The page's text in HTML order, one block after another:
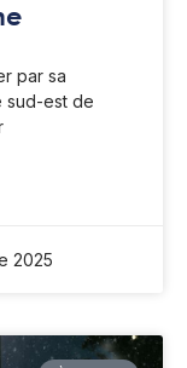
par sa
sud-est de
2025